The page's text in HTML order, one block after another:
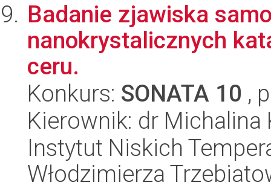
Badanie zjawiska
nanokrystalicznych
ceru.
Konkurs: SONATA 10 ,
Kierownik: dr Michalina
Instytut Niskich
Włodzimierza